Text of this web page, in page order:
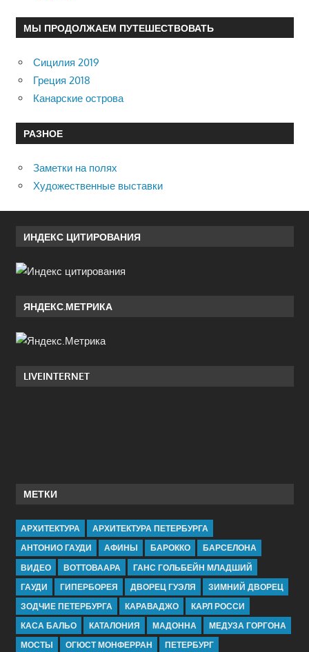
МЫ ПРОДОЛЖАЕМ ПУТЕШЕСТВОВАТЬ
Сицилия 2019
Греция 2018
Канарские острова
РАЗНОЕ
Заметки на полях
Художественные выставки
ИНДЕКС ЦИТИРОВАНИЯ
ЯНДЕКС.МЕТРИКА
LIVEINTERNET
МЕТКИ
АРХИТЕКТУРА
АРХИТЕКТУРА ПЕТЕРБУРГА
АНТОНИО ГАУДИ
АФИНЫ БАРОККО
БАРСЕЛОНА
ВИДЕО
ВОТТОВААРА
ГАНС ГОЛЬБЕЙН МЛАДШИЙ
ГАУДИ
ГИПЕРБОРЕЯ ДВОРЕЦ ГУЭЛЯ
ЗИМНИЙ ДВОРЕЦ
ЗОДЧИЕ ПЕТЕРБУРГА
КАРАВАДЖО
КАРЛ РОССИ
КАСА БАЛЬО
КАТАЛОНИЯ МАДОННА
МЕДУЗА ГОРГОНА
МОСТЫ
ОГЮСТ МОНФЕРРАН ПЕТЕРБУРГ